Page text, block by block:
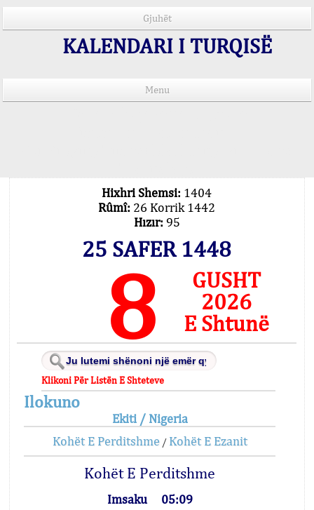
Gjuhët
KALENDARI I TURQISË
Menu
Hixhri Shemsi: 1404
Rûmî: 26 Korrik 1442
Hızır: 95
25 SAFER 1448
8
GUSHT
2026
E Shtunë
Klikoni Për Listën E Shteteve
Ilokuno
Ekiti / Nigeria
Kohët E Perditshme/ Kohët E Ezanit
Kohët E Perditshme
Imsaku
05:09